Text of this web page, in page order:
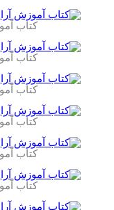
کتاب
کتاب
کتاب
کتاب
کتاب
کتاب